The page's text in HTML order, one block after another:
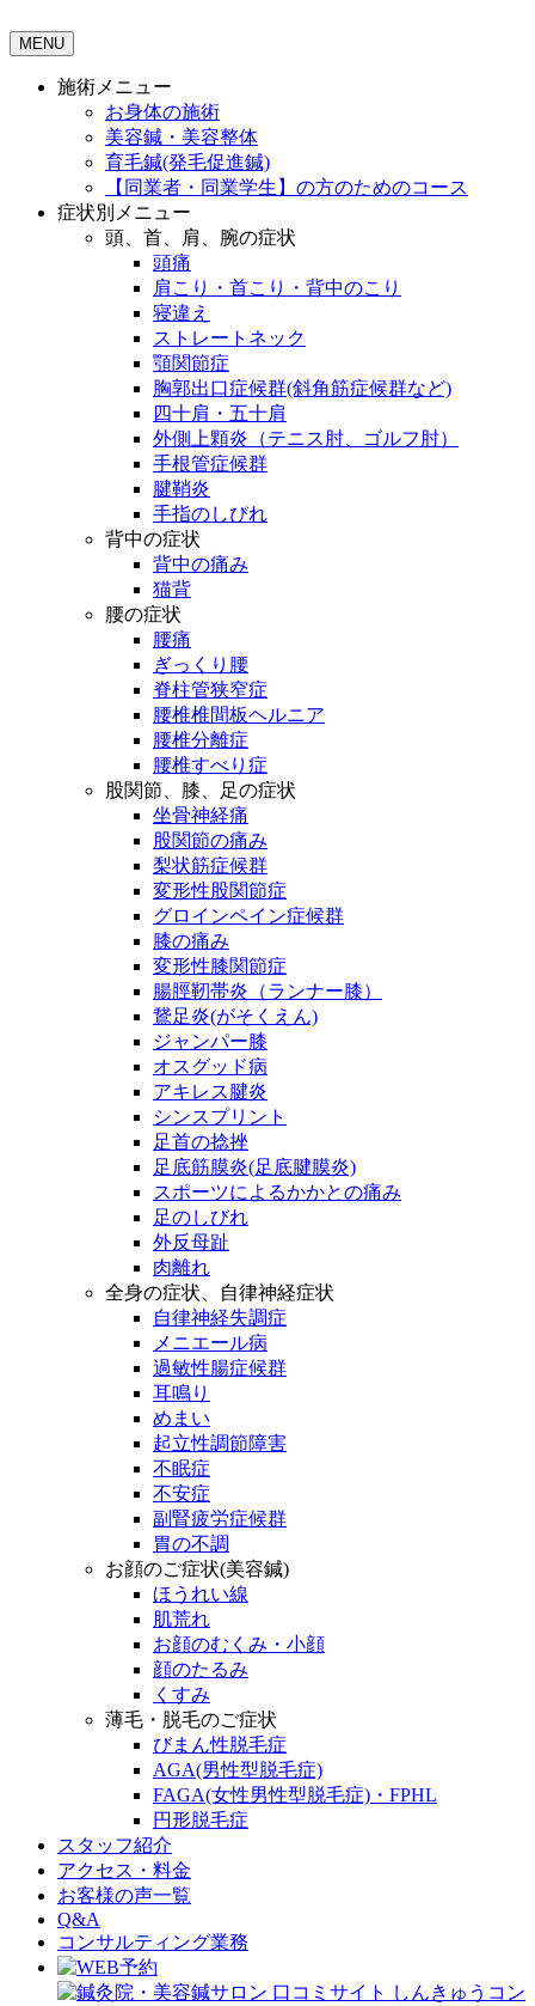
MENU
施術メニュー
お身体の施術
美容鍼・美容整体
育毛鍼(発毛促進鍼)
【同業者・同業学生】の方のためのコース
症状別メニュー
頭、首、肩、腕の症状
頭痛
肩こり・首こり・背中のこり
寝違え
ストレートネック
顎関節症
胸郭出口症候群(斜角筋症候群など)
四十肩・五十肩
外側上顆炎（テニス肘、ゴルフ肘）
手根管症候群
腱鞘炎
手指のしびれ
背中の症状
背中の痛み
猫背
腰の症状
腰痛
ぎっくり腰
脊柱管狭窄症
腰椎椎間板ヘルニア
腰椎分離症
腰椎すべり症
股関節、膝、足の症状
坐骨神経痛
股関節の痛み
梨状筋症候群
変形性股関節症
グロインペイン症候群
膝の痛み
変形性膝関節症
腸脛靭帯炎（ランナー膝）
鵞足炎(がそくえん)
ジャンパー膝
オスグッド病
アキレス腱炎
シンスプリント
足首の捻挫
足底筋膜炎(足底腱膜炎)
スポーツによるかかとの痛み
足のしびれ
外反母趾
肉離れ
全身の症状、自律神経症状
自律神経失調症
メニエール病
過敏性腸症候群
耳鳴り
めまい
起立性調節障害
不眠症
不安症
副腎疲労症候群
胃の不調
お顔のご症状(美容鍼)
ほうれい線
肌荒れ
お顔のむくみ・小顔
顔のたるみ
くすみ
薄毛・脱毛のご症状
びまん性脱毛症
AGA(男性型脱毛症)
FAGA(女性男性型脱毛症)・FPHL
円形脱毛症
スタッフ紹介
アクセス・料金
お客様の声一覧
Q&A
コンサルティング業務